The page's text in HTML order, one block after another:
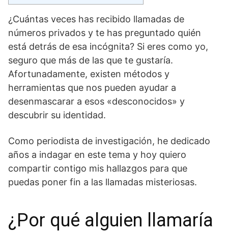
¿Cuántas veces has recibido llamadas de
números privados y te has preguntado quién
está detrás de esa incógnita? Si eres como yo,
seguro que más de las que te gustaría.
Afortunadamente, existen métodos y
herramientas que nos pueden ayudar a
desenmascarar a esos «desconocidos» y
descubrir su identidad.
Como periodista de investigación, he dedicado
años a indagar en este tema y hoy quiero
compartir contigo mis hallazgos para que
puedas poner fin a las llamadas misteriosas.
¿Por qué alguien llamaría